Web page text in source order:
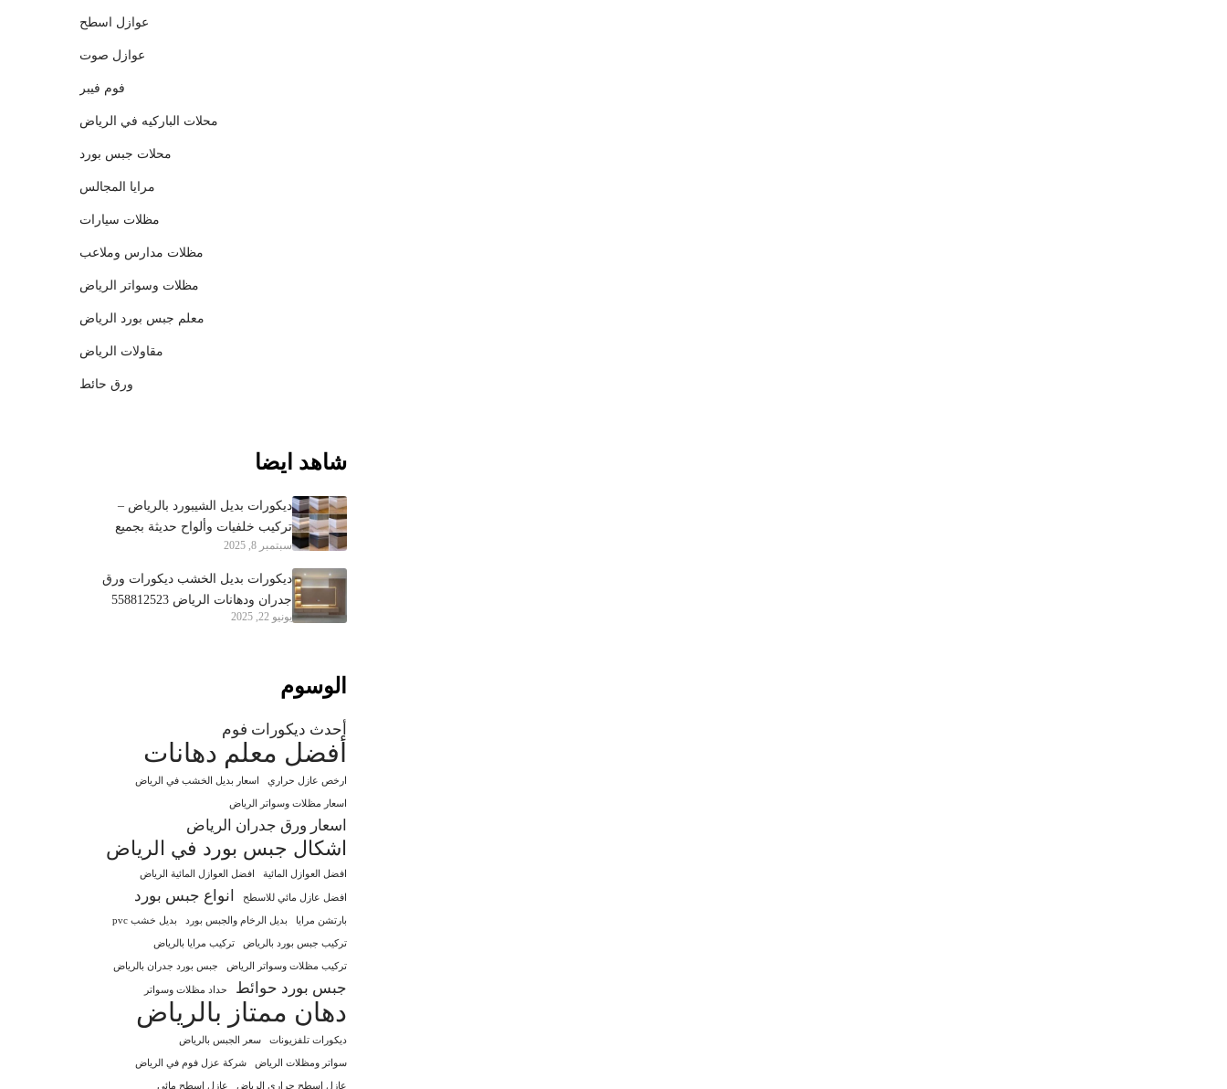
عوازل اسطح
عوازل صوت
فوم فيبر
محلات الباركيه في الرياض
محلات جبس بورد
مرايا المجالس
مظلات سيارات
مظلات مدارس وملاعب
مظلات وسواتر الرياض
معلم جبس بورد الرياض
مقاولات الرياض
ورق حائط
شاهد ايضا
ديكورات بديل الشيبورد بالرياض –
تركيب خلفيات وألواح حديثة بجميع
الأحياء 0558812523
سبتمبر 8, 2025
ديكورات بديل الخشب ديكورات ورق
جدران ودهانات الرياض 558812523
يونيو 22, 2025
الوسوم
أحدث ديكورات فوم
أفضل معلم دهانات
ارخص عازل حراري اسعار بديل الخشب في الرياض
اسعار مظلات وسواتر الرياض
اسعار ورق جدران الرياض
اشكال جبس بورد في الرياض
افضل العوازل المائية افضل العوازل المائية الرياض
افضل عازل مائي للاسطح انواع جبس بورد
بارتشن مرايا بديل الرخام والجبس بورد بديل خشب pvc
تركيب جبس بورد بالرياض تركيب مرايا بالرياض
تركيب مظلات وسواتر الرياض جبس بورد جدران بالرياض
جبس بورد حوائط حداد مظلات وسواتر
دهان ممتاز بالرياض
ديكورات تلفزيونات سعر الجبس بالرياض
سواتر ومظلات الرياض شركة عزل فوم في الرياض
عازل اسطح حراري الرياض عازل اسطح مائي